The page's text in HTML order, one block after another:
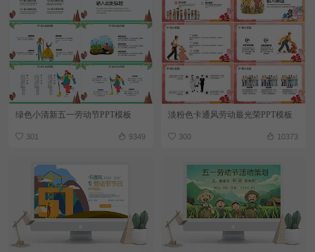
绿色小清新五一劳动节PPT模板
301 9349
淡粉色卡通风劳动最光荣PPT模板
300 10373